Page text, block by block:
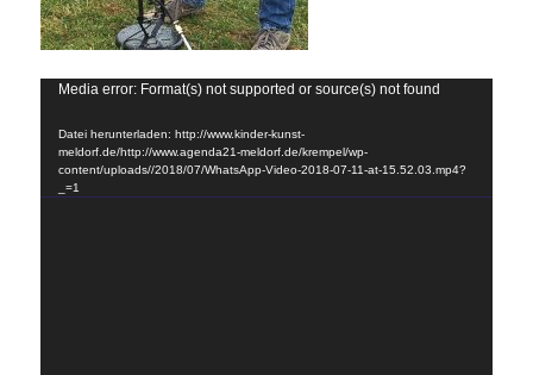
Media error: Format(s) not supported or source(s) not found
Datei herunterladen: http://www.kinder-kunst-
meldorf.de/http://www.agenda21-meldorf.de/krempel/wp-
content/uploads//2018/07/WhatsApp-Video-2018-07-11-at-15.52.03.mp4?
_=1